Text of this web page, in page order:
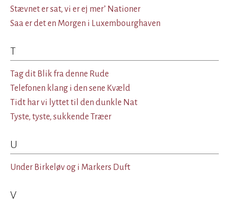
Stævnet er sat, vi er ej mer’ Nationer
Saa er det en Morgen i Luxembourghaven
T
Tag dit Blik fra denne Rude
Telefonen klang i den sene Kvæld
Tidt har vi lyttet til den dunkle Nat
Tyste, tyste, sukkende Træer
U
Under Birkeløv og i Markers Duft
V